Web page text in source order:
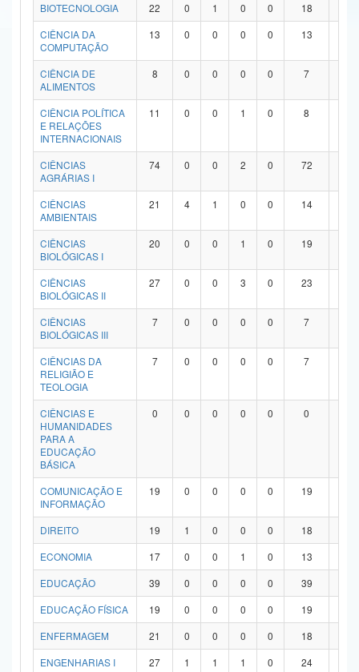
Advocacia-Geral da União
Banco Central do Brasil
BIOTECNOLOGIA
22 0 1 0 0 18
CIÊNCIA DA
COMPUTAÇÃO
13 0 0 0 0 13
CIÊNCIA DE
ALIMENTOS
8 0 0 0 0 7
CIÊNCIA POLÍTICA
E RELAÇÕES
INTERNACIONAIS
11 0 0 1 0 8
CIÊNCIAS
AGRÁRIAS I
74 0 0 2 0 72
CIÊNCIAS
AMBIENTAIS
21 4 1 0 0 14
CIÊNCIAS
BIOLÓGICAS I
20 0 0 1 0 19
CIÊNCIAS
BIOLÓGICAS II
27 0 0 3 0 23
CIÊNCIAS
BIOLÓGICAS III
7 0 0 0 0 7
CIÊNCIAS DA
RELIGIÃO E
TEOLOGIA
7 0 0 0 0 7
CIÊNCIAS E
HUMANIDADES
PARA A
EDUCAÇÃO
BÁSICA
0 0 0 0 0 0
COMUNICAÇÃO E
INFORMAÇÃO
19 0 0 0 0 19
DIREITO 19 1 0 0 0 18
ECONOMIA
17 0 0 1 0 13
EDUCAÇÃO
39 0 0 0 0 39
EDUCAÇÃO FÍSICA
19 0 0 0 0 19
ENFERMAGEM
21 0 0 0 0 18
ENGENHARIAS I
27 1 1 1 0 24